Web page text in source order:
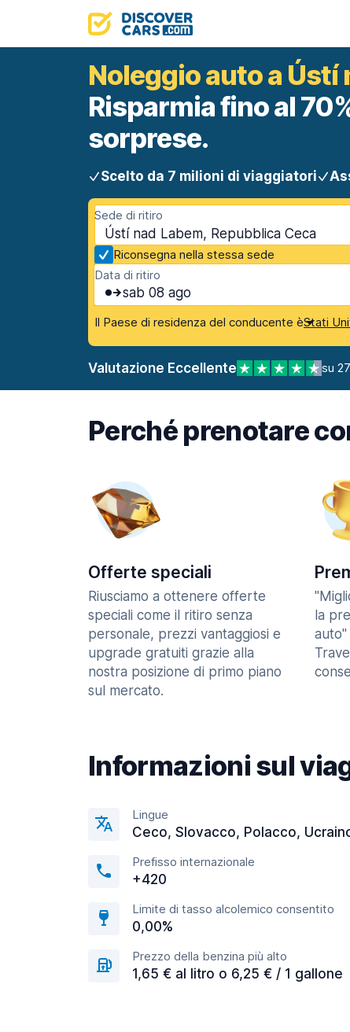
Noleggio auto a Ústí
Risparmia fino al
sorprese.
Scelto da 7 milioni di viaggiatori
Sede di ritiro
Ústí nad Labem, Repubblica Ceca
Riconsegna nella stessa sede
Data di ritiro
sab 08 ago
Il Paese di residenza del conducente èStati
Valutazione Eccellente su
Perché prenotare
Offerte speciali
Riusciamo a ottenere offerte
speciali come il ritiro senza
personale, prezzi vantaggiosi e
upgrade gratuiti grazie alla
nostra posizione di primo piano
sul mercato.
la
auto"
Informazioni sul
Lingue
Ceco, Slovacco, Polacco,
Prefisso internazionale
+420
Limite di tasso alcolemico consentito
0,00%
Prezzo della benzina più alto
1,65 € al litro o 6,25 € / 1 gallone